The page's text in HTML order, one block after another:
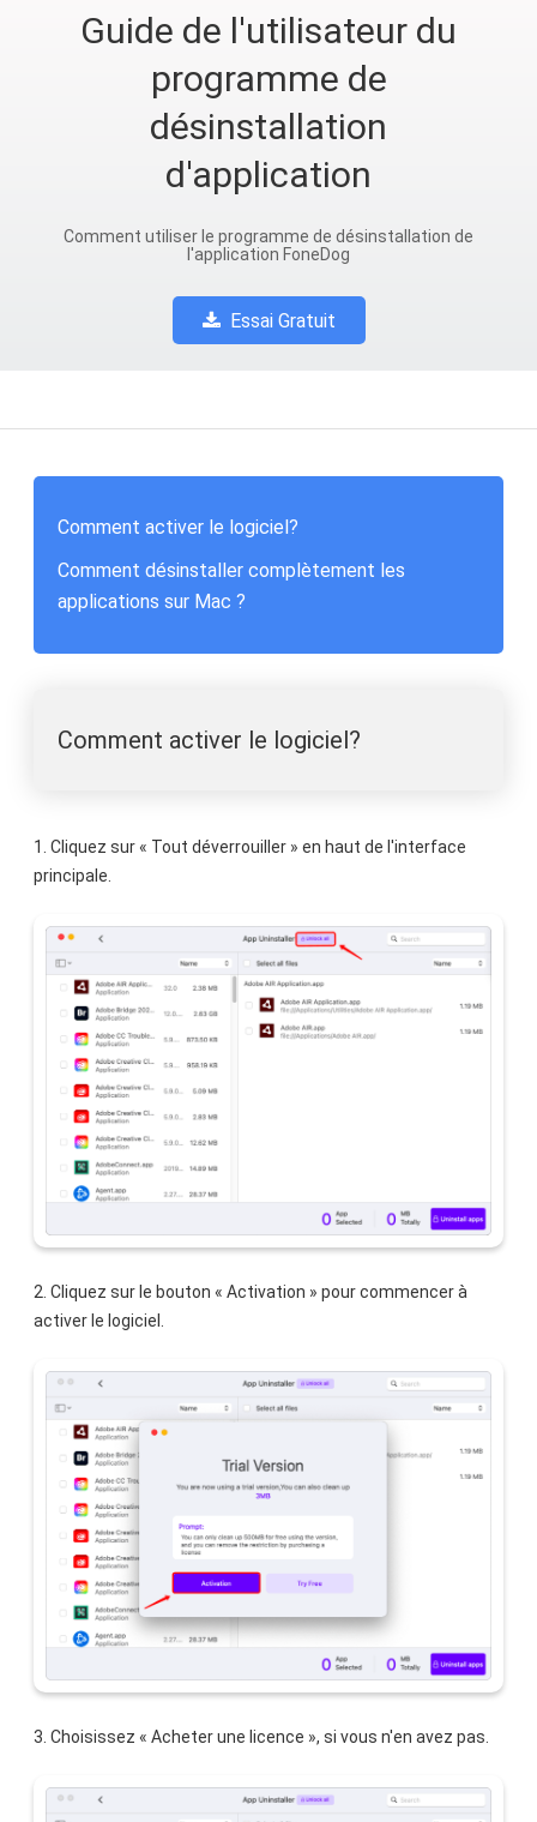
Guide de l'utilisateur du
programme de
désinstallation
d'application
Comment utiliser le programme de désinstallation de
l'application FoneDog
Essai Gratuit
Comment activer le logiciel?
Comment désinstaller complètement les
applications sur Mac ?
Comment activer le logiciel?
1. Cliquez sur « Tout déverrouiller » en haut de l'interface
principale.
2. Cliquez sur le bouton « Activation » pour commencer à
activer le logiciel.
3. Choisissez « Acheter une licence », si vous n'en avez pas.